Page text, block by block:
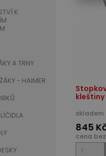
K
A TRNY
- HAIMER
kleštiny
845
cena bez